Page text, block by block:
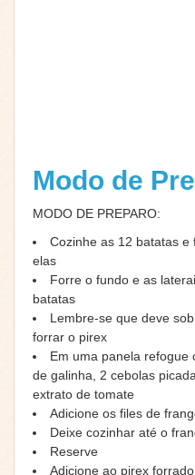
Modo de
MODO DE PREPARO:
Cozinhe as 12 batatas
elas
Forre o fundo e as
batatas
Lembre-se que deve
forrar o pirex
Em uma panela refogue
de galinha, 2 cebolas
extrato de tomate
Adicione os files de
Deixe cozinhar até o
Reserve
Adicione ao pirex